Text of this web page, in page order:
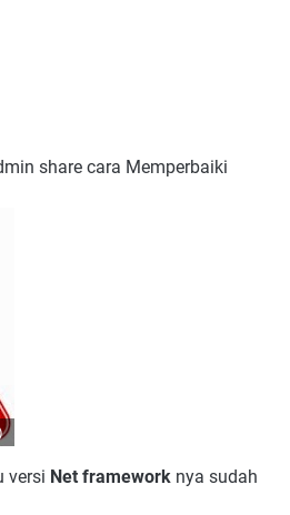
share cara Memperbaiki
versi Net framework nya sudah